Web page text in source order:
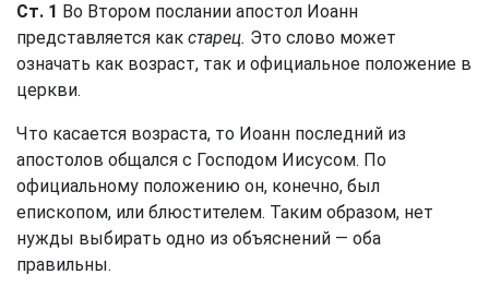
Ст. 1 Во Втором послании апостол Иоанн
представляется как старец. Это слово может
означать как возраст, так и официальное положение в
церкви.
Что касается возраста, то Иоанн последний из
апостолов общался с Господом Иисусом. По
официальному положению он, конечно, был
епископом, или блюстителем. Таким образом, нет
нужды выбирать одно из объяснений — оба
правильны.